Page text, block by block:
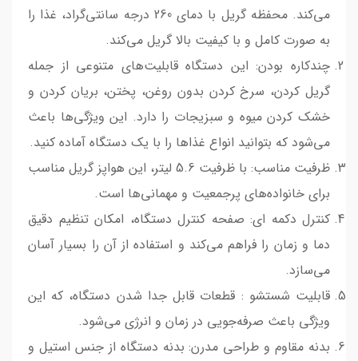
می‌کند. محفظه گریل با دمای 260 درجه سانتی‌گراد، غذا را
به صورت کامل و با کیفیت بالا گریل می‌کند.
چندکاره بودن: این دستگاه قابلیت‌های متنوعی از جمله
گریل کردن، سرخ کردن بدون روغن، پختن، بریان کردن و
خشک کردن میوه و سبزیجات را دارد. این ویژگی‌ها باعث
می‌شود که بتوانید انواع غذاها را با یک دستگاه آماده کنید.
ظرفیت مناسب: با ظرفیت 5.6 لیتر، این هواپز گریل مناسب
برای خانواده‌های پرجمعیت و مهمانی‌ها است.
کنترل دکمه ای: صفحه کنترل دستگاه، امکان تنظیم دقیق
دما و زمان را فراهم می‌کند و استفاده از آن را بسیار آسان
می‌سازد.
قابلیت شستشو : قطعات قابل جدا شدن دستگاه، که این
ویژگی باعث صرفه‌جویی در زمان و انرژی می‌شود.
بدنه مقاوم و طراحی مدرن: بدنه دستگاه از جنس استیل و